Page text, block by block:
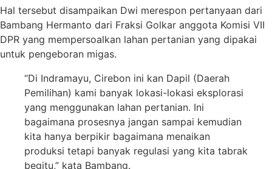
Hal tersebut disampaikan Dwi merespon pertanyaan dari
Bambang Hermanto dari Fraksi Golkar anggota Komisi VII
DPR yang mempersoalkan lahan pertanian yang dipakai
untuk pengeboran migas.
“Di Indramayu, Cirebon ini kan Dapil (Daerah
Pemilihan) kami banyak lokasi-lokasi eksplorasi
yang menggunakan lahan pertanian. Ini
bagaimana prosesnya jangan sampai kemudian
kita hanya berpikir bagaimana menaikan
produksi tetapi banyak regulasi yang kita tabrak
begitu,” kata Bambang.